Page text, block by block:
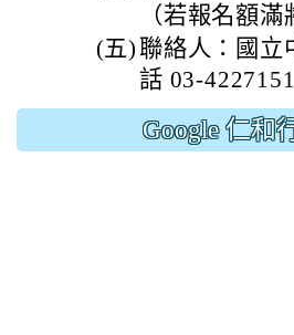
（若報名額
(五) 聯絡人：國立
話 03-
Google 仁和